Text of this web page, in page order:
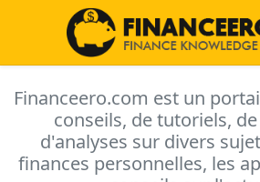
Financeero.com est un
conseils, de tutoriels,
d'analyses sur divers
finances personnelles, les